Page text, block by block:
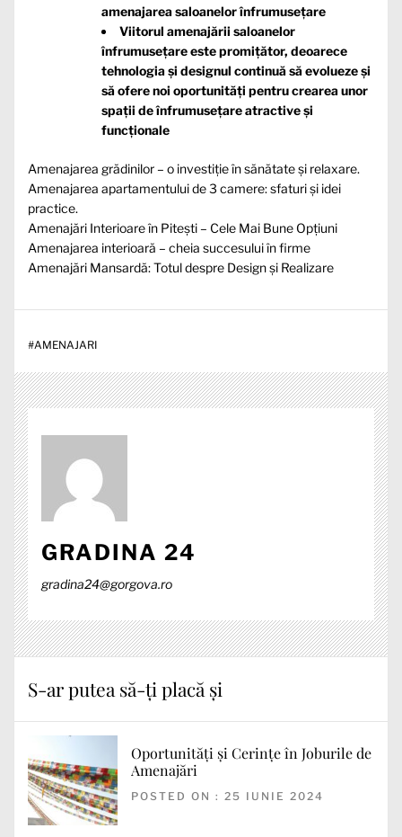
amenajarea saloanelor înfrumusețare
Viitorul amenajării saloanelor
înfrumusețare este promițător, deoarece
tehnologia și designul continuă să evolueze și
să ofere noi oportunități pentru crearea unor
spații de înfrumusețare atractive și
funcționale
Amenajarea grădinilor – o investiție în sănătate și relaxare.
Amenajarea apartamentului de 3 camere: sfaturi și idei
practice.
Amenajări Interioare în Pitești – Cele Mai Bune Opțiuni
Amenajarea interioară – cheia succesului în firme
Amenajări Mansardă: Totul despre Design și Realizare
#AMENAJARI
GRADINA 24
gradina24@gorgova.ro
S-ar putea să-ți placă și
Oportunități și Cerințe în Joburile de
Amenajări
POSTED ON : 25 IUNIE 2024